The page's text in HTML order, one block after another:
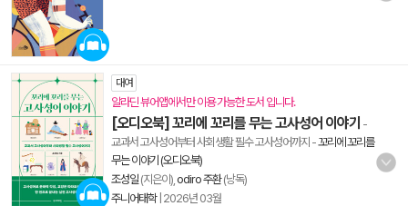
대여
알라딘 뷰어앱에서만 이용 가능한 도서 입니다.
[오디오북] 꼬리에 꼬리를 무는 고사성어 이야기 -
교과서 고사성어부터 사회생활 필수 고사성어까지 -꼬리에 꼬리를
무는 이야기 (오디오북)
조성일 (지은이), odiro 주환(낭독)
주니어태학| 2026년 03월